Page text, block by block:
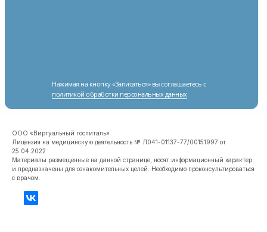
Нажимая на кнопку «Записаться» вы соглашаетесь с
политикой обработки персональных данных
ООО «Виртуальный госпиталь»
Лицензия на медицинскую деятельность № Л041-01137-77/00151997 от
25.04.2022
Материалы размещенные на данной странице, носят информационный характер
и предназначены для ознакомительных целей. Необходимо проконсультироваться
с врачом.